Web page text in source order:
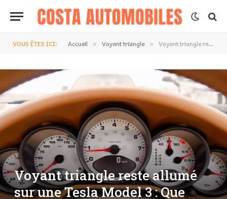
VOUS ÊTES ICI: Accueil » Voyant triangle » Voyant triangle reste allumé sur une Tesla Model 3 : Que faire ?
Voyant triangle reste allumé
sur une Tesla Model 3 : Que